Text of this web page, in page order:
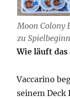
Moon Colony
zu
Wie läuft das
Vaccarino
seinem Deck